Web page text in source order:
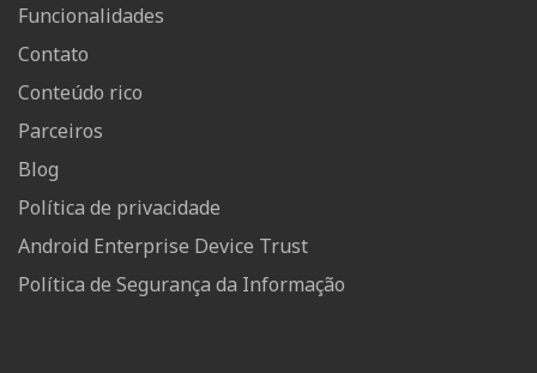
Funcionalidades
Contato
Conteúdo rico
Parceiros
Blog
Política de privacidade
Android Enterprise Device Trust
Política de Segurança da Informação